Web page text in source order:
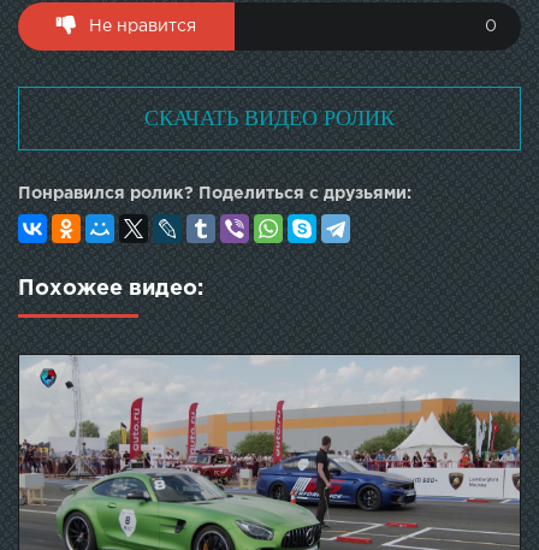
Не нравится 0
СКАЧАТЬ ВИДЕО РОЛИК
Понравился ролик? Поделиться с друзьями:
Похожее видео: